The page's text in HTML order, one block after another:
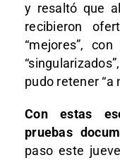
y resaltó que
recibieron
“mejores”,
pudo retener “a
Con estas
pruebas
paso este